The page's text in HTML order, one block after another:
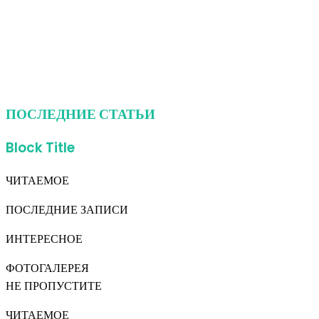
ПОСЛЕДНИЕ СТАТЬИ
Block Title
ЧИТАЕМОЕ
ПОСЛЕДНИЕ ЗАПИСИ
ИНТЕРЕСНОЕ
ФОТОГАЛЕРЕЯ
НЕ ПРОПУСТИТЕ
ЧИТАЕМОЕ